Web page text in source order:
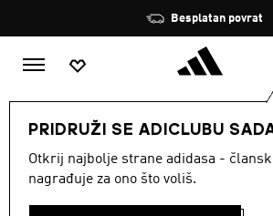
Zaustavi
rotaciju
Besplatan povrat
PRIDRUŽI SE ADICLUBU
Otkrij najbolje strane adidasa -
nagrađuje za ono što voliš.
NISKE ČARAPE